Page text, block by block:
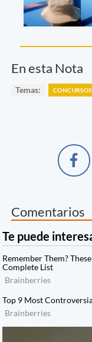
En esta Nota
Temas: CONCURSOS
Comentarios